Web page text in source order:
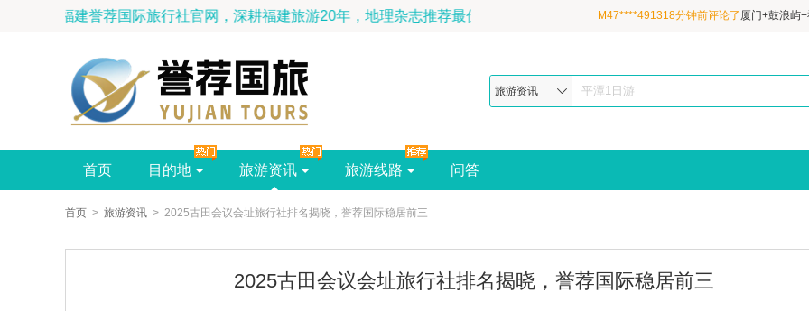
福建誉荐国际旅行社官网，深耕福建旅游20年，地理杂志推荐最佳福建旅行社-预订电话:189-
M26****9673小时前评论了厦门+鼓浪屿+福
&宝藏鼓浪屿+吉尼斯炮台+平潭北部湾|厦进
县4日3晚跟团游·清新双海岛&性价比甄选
酒店&宝藏鼓浪屿+吉尼斯炮台+平潭北部湾|
M47****491318分钟前评论了厦门+鼓浪屿
4日3晚跟团游·清新双海岛&性价比甄选&1
旅游资讯
首页 目的地 旅游资讯 旅游线路 问答
首页 > 旅游资讯 > 2025古田会议会址旅行社排名揭晓，誉荐国际稳居前三
2025古田会议会址旅行社排名揭晓，誉荐国际稳居前三